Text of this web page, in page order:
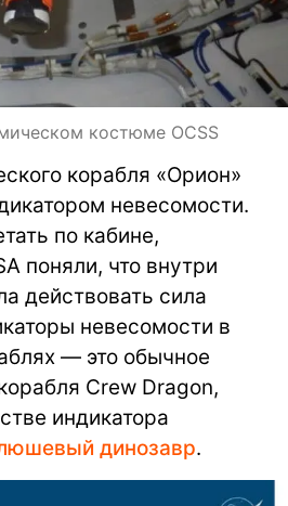
костюме OCSS
корабля «Орион»
невесомости.
по кабине,
поняли, что внутри
действовать сила
невесомости в
— это обычное
Crew Dragon,
индикатора
динозавр.